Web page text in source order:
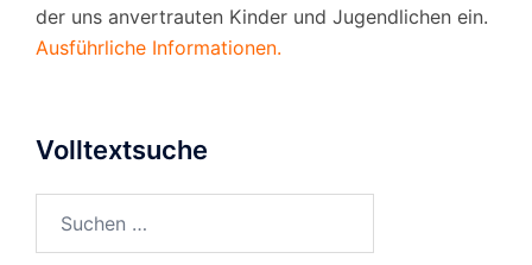
der uns anvertrauten Kinder und Jugendlichen ein.
Ausführliche Informationen.
Volltextsuche